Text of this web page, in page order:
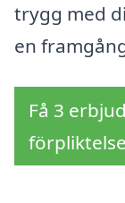
trygg med
en
Få 3